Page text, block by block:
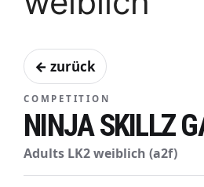
← zurück
COMPETITION
NINJA SKILLZ
Adults LK2 weiblich (a2f)